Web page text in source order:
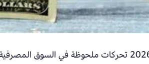
شهد سعر الدولار مقابل الجنيه المصري اليوم الأحد الموافق 8 مارس 2026 تحركات ملحوظة في السوق